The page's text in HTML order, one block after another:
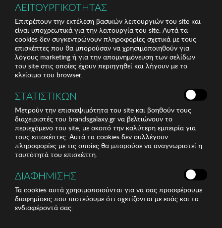
ΛΕΙΤΟΥΡΓΙΚΟΤΗΤΑΣ
Επιτρέπουν την εκτέλεση βασικών λειτουργιών του site και
είναι υποχρεωτικά για την λειτουργία του site. Αυτά τα
cookies δεν συγκεντρώνουν πληροφορίες σχετικά με τους
επισκέπτες που θα μπορούσαν να χρησιμοποιηθούν για
λόγους marketing ή για την απομνημόνευση των σελίδων
του site στις οποίες έχουν περιηγηθεί και λήγουν με το
κλείσιμο του browser.
ΣΤΑΤΙΣΤΙΚΩΝ
Μετρούν την επισκεψιμότητα του site και βοηθούν τους
διαχειριστές του brandsgalaxy.gr να βελτιώνουν το
περιεχόμενο του site, με σκοπό την καλύτερη εμπειρία για
τους επισκέπτες. Αυτά τα cookies δεν συλλέγουν
πληροφορίες με τις οποίες θα μπορούσε να αναγνωριστεί η
ταυτότητά του επισκέπτη.
ΔΙΑΦΗΜΙΣΗΣ
Τα cookies αυτά χρησιμοποιούνται για να σας προσφέρουμε
διαφημίσεις που πιστεύουμε ότι σχετίζονται με εσάς και τα
ενδιαφέροντά σας.